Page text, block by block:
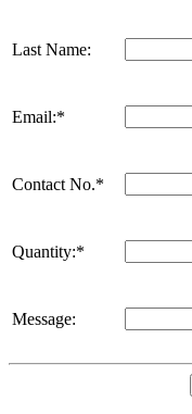
Last Name:
Email:*
Contact No.*
Quantity:*
Message: